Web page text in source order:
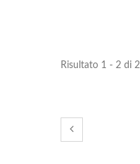
Risultato 1 - 2 di 2